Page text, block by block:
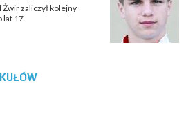
zaliczył kolejny
lat 17.